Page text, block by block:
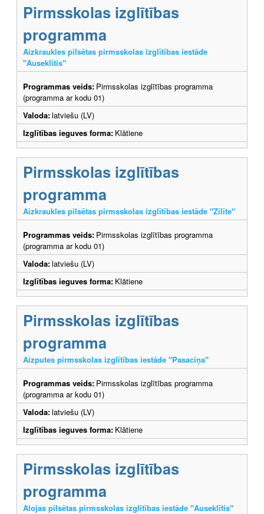
Pirmsskolas izglītības
programma
Aizkraukles pilsētas pirmsskolas izglītības iestāde
"Auseklītis"
Programmas veids: Pirmsskolas izglītības programma
(programma ar kodu 01)
Valoda:latviešu (LV)
Izglītības ieguves forma: Klātiene
Pirmsskolas izglītības
programma
Aizkraukles pilsētas pirmsskolas izglītības iestāde "Zīlīte"
Programmas veids: Pirmsskolas izglītības programma
(programma ar kodu 01)
Valoda:latviešu (LV)
Izglītības ieguves forma: Klātiene
Pirmsskolas izglītības
programma
Aizputes pirmsskolas izglītības iestāde "Pasaciņa"
Programmas veids: Pirmsskolas izglītības programma
(programma ar kodu 01)
Valoda:latviešu (LV)
Izglītības ieguves forma: Klātiene
Pirmsskolas izglītības
programma
Alojas pilsētas pirmsskolas izglītības iestāde "Auseklītis"